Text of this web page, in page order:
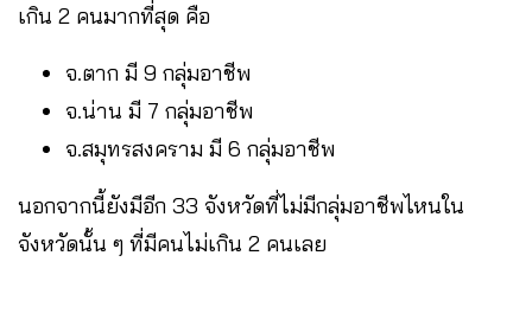
เกิน 2 คนมากที่สุด คือ
จ.ตาก มี 9 กลุ่มอาชีพ
จ.น่าน มี 7 กลุ่มอาชีพ
จ.สมุทรสงคราม มี 6 กลุ่มอาชีพ
นอกจากนี้ยังมีอีก 33 จังหวัดที่ไม่มีกลุ่มอาชีพไหนใน
จังหวัดนั้น ๆ ที่มีคนไม่เกิน 2 คนเลย